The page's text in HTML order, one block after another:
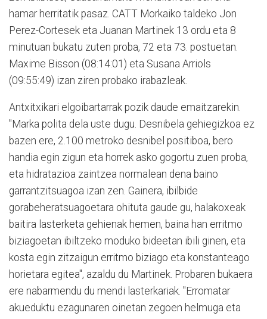
hamar herritatik pasaz. CATT Morkaiko taldeko Jon
Perez-Cortesek eta Juanan Martinek 13 ordu eta 8
minutuan bukatu zuten proba, 72 eta 73. postuetan.
Maxime Bisson (08:14:01) eta Susana Arriols
(09:55:49) izan ziren probako irabazleak.
Antxitxikari elgoibartarrak pozik daude emaitzarekin.
"Marka polita dela uste dugu. Desnibela gehiegizkoa ez
bazen ere, 2.100 metroko desnibel positiboa, bero
handia egin zigun eta horrek asko gogortu zuen proba,
eta hidratazioa zaintzea normalean dena baino
garrantzitsuagoa izan zen. Gainera, ibilbide
gorabeheratsuagoetara ohituta gaude gu, halakoxeak
baitira lasterketa gehienak hemen, baina han erritmo
biziagoetan ibiltzeko moduko bideetan ibili ginen, eta
kosta egin zitzaigun erritmo biziago eta konstanteago
horietara egitea", azaldu du Martinek. Probaren bukaera
ere nabarmendu du mendi lasterkariak. "Erromatar
akueduktu ezagunaren oinetan zegoen helmuga eta